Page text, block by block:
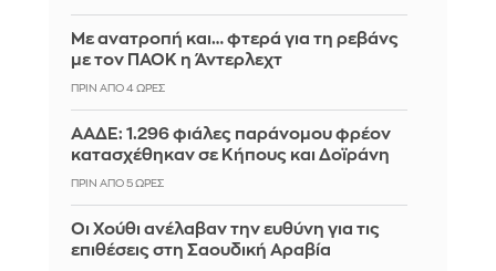
Με ανατροπή και… φτερά για τη ρεβάνς
με τον ΠΑΟΚ η Άντερλεχτ
ΠΡΙΝ ΑΠΌ 4 ΏΡΕΣ
ΑΑΔΕ: 1.296 φιάλες παράνομου φρέον
κατασχέθηκαν σε Κήπους και Δοϊράνη
ΠΡΙΝ ΑΠΌ 5 ΏΡΕΣ
Οι Χούθι ανέλαβαν την ευθύνη για τις
επιθέσεις στη Σαουδική Αραβία